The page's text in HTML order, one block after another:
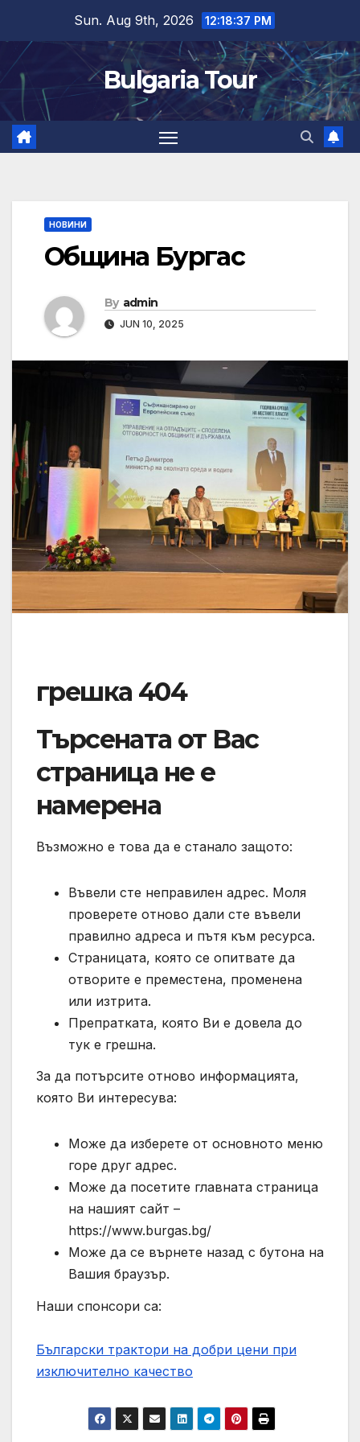
content
Sun. Aug 9th, 2026 12:18:37 PM
Bulgaria Tour
НОВИНИ
Община Бургас
By admin
JUN 10, 2025
грешка 404
Търсената от Вас
страница не е
намерена
Възможно е това да е станало защото:
Въвели сте неправилен адрес. Моля
проверете отново дали сте въвели
правилно адреса и пътя към ресурса.
Страницата, която се опитвате да
отворите е преместена, променена
или изтрита.
Препратката, която Ви е довела до
тук е грешна.
За да потърсите отново информацията,
която Ви интересува:
Може да изберете от основното меню
горе друг адрес.
Може да посетите главната страница
на нашият сайт –
https://www.burgas.bg/
Може да се върнете назад с бутона на
Вашия браузър.
Наши спонсори са:
Български трактори на добри цени при
изключително качество